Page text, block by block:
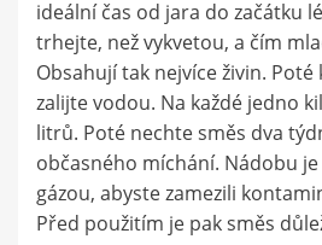
ideální čas od jara do začátku
trhejte, než vykvetou, a čím
Obsahují tak nejvíce živin.
zalijte vodou. Na každé jedno
litrů. Poté nechte směs dva
občasného míchání. Nádobu
gázou, abyste zamezili
Před použitím je pak směs